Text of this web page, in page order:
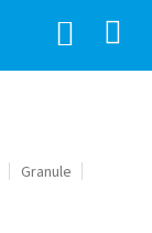
Granule